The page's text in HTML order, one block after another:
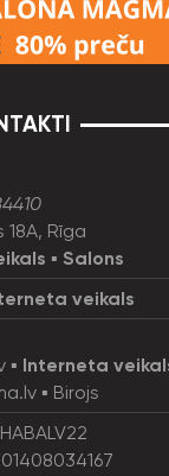
Rīga
▪ Salons
veikals
▪ Interneta
▪ Birojs